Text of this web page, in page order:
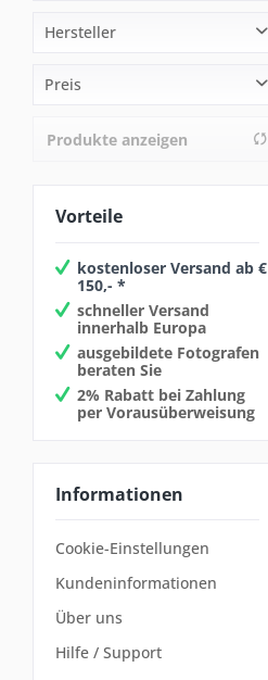
Hersteller
EcoFlow
Preis
bis
Produkte anzeigen
Vorteile
kostenloser Versand ab €
150,- *
schneller Versand
innerhalb Europa
ausgebildete Fotografen
beraten Sie
2% Rabatt bei Zahlung
per Vorausüberweisung
Informationen
Cookie-Einstellungen
Kundeninformationen
Über uns
Hilfe / Support